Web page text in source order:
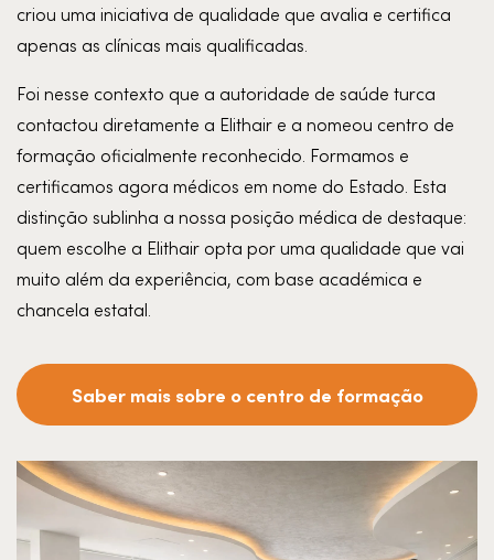
criou uma iniciativa de qualidade que avalia e certifica
apenas as clínicas mais qualificadas.
Foi nesse contexto que a autoridade de saúde turca
contactou diretamente a Elithair e a nomeou centro de
formação oficialmente reconhecido. Formamos e
certificamos agora médicos em nome do Estado. Esta
distinção sublinha a nossa posição médica de destaque:
quem escolhe a Elithair opta por uma qualidade que vai
muito além da experiência, com base académica e
chancela estatal.
Saber mais sobre o centro de formação